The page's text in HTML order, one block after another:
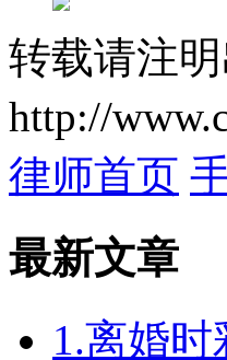
转载请注
http://
律师首页
最新文章
1.离婚